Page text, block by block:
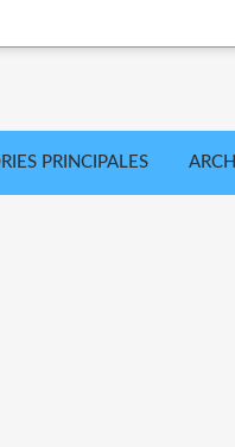
PRINCIPALES